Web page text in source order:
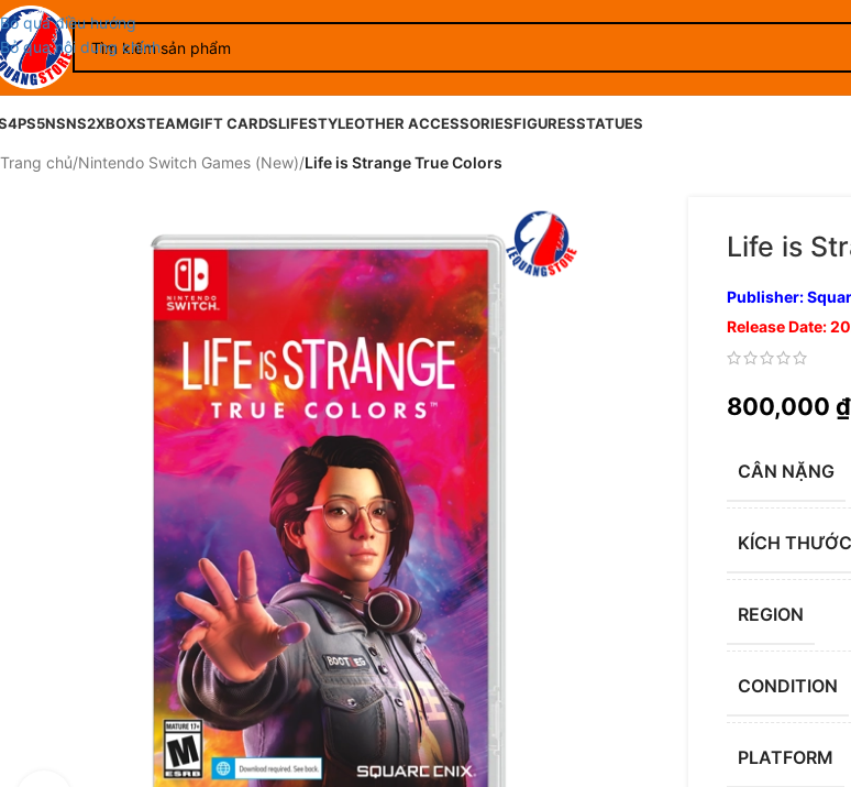
Bỏ qua điều hướng
Bỏ qua nội dung chính
PS5NSNS2XBOXSTEAMGIFT CARDSLIFESTYLEOTHER ACCESSORIESFIGURESSTATUES
Trang chủ/Nintendo Switch Games (New)/Life is Strange True Colors
Life is
Publisher:
Release Date:
800,000 ₫
CÂN NẶNG
KÍCH
REGION
CONDITION
PLATFORM